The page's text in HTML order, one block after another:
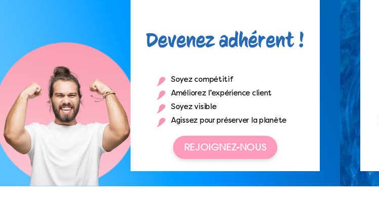
Soyez compétitif
Améliorez l’expérience client
Soyez visible
Agissez pour préserver la planète
REJOIGNEZ-NOUS